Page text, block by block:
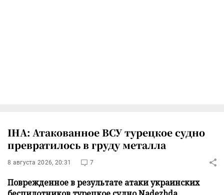
IHA: Атакованное ВСУ турецкое судно
превратилось в груду металла
8 августа 2026, 20:31 7
Поврежденное в результате атаки украинских